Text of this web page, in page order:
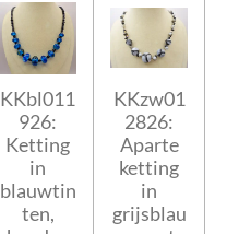
KKbl011
926:
Ketting
in
blauwtin
ten,
KKzw01
2826:
Aparte
ketting
in
grijsblau